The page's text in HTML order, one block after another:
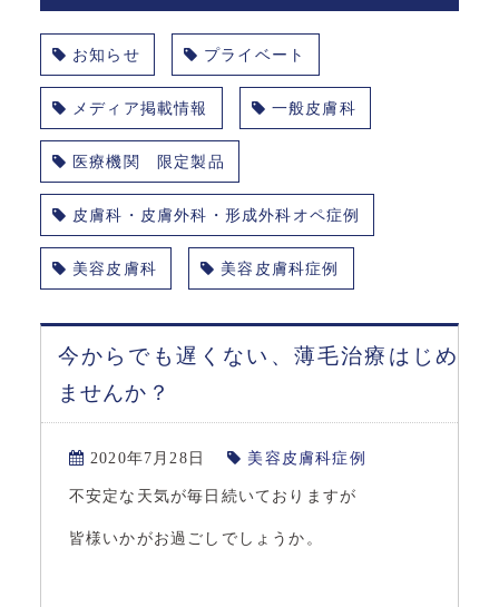
お知らせ プライベート
メディア掲載情報 一般皮膚科
医療機関 限定製品
皮膚科・皮膚外科・形成外科オペ症例
美容皮膚科 美容皮膚科症例
今からでも遅くない、薄毛治療はじめ
ませんか？
2020年7月28日 美容皮膚科症例
不安定な天気が毎日続いておりますが
皆様いかがお過ごしでしょうか。